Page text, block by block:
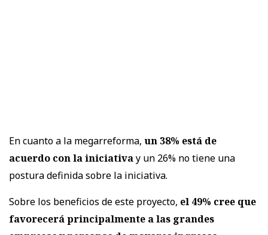
En cuanto a la megarreforma, un 38% está de
acuerdo con la iniciativay un 26% no tiene una
postura definida sobre la iniciativa.
Sobre los beneficios de este proyecto, el 49% cree que
favorecerá principalmente a las grandes